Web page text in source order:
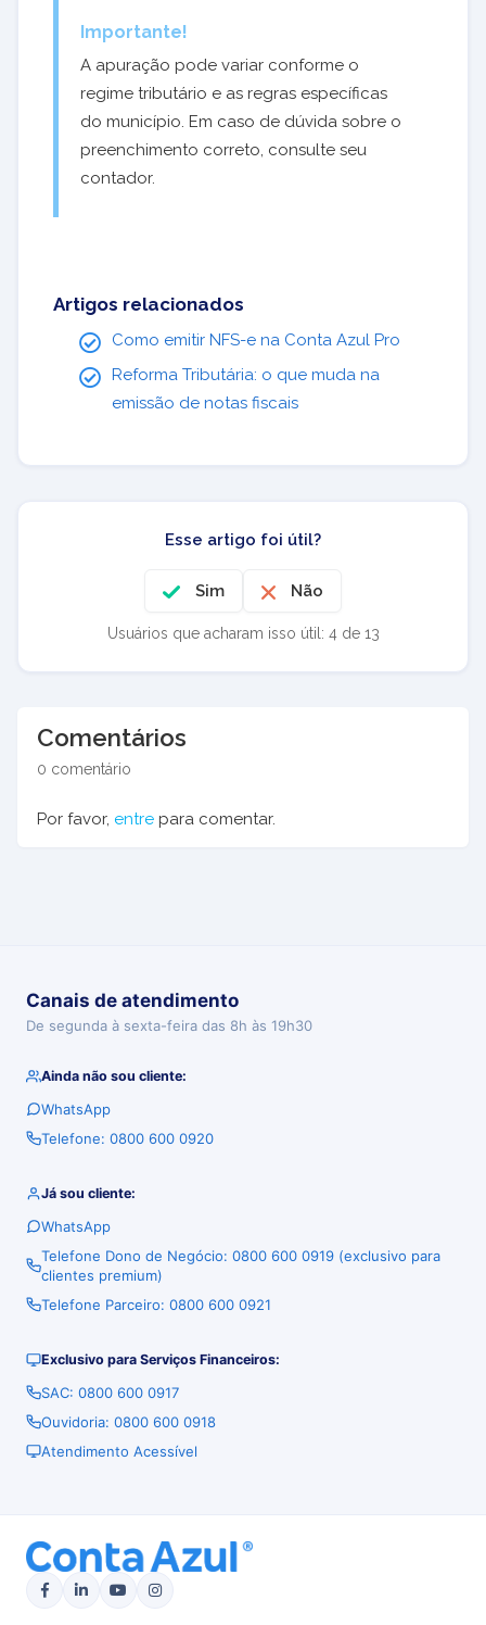
Importante!
A apuração pode variar conforme o
regime tributário e as regras específicas
do município. Em caso de dúvida sobre o
preenchimento correto, consulte seu
contador.
Artigos relacionados
Como emitir NFS-e na Conta Azul Pro
Reforma Tributária: o que muda na
emissão de notas fiscais
Esse artigo foi útil?
Sim Não
Usuários que acharam isso útil: 4 de 13
Comentários
0 comentário
Por favor, entre para comentar.
Canais de atendimento
De segunda à sexta-feira das 8h às 19h30
Ainda não sou cliente:
WhatsApp
Telefone: 0800 600 0920
Já sou cliente:
WhatsApp
Telefone Dono de Negócio: 0800 600 0919 (exclusivo para
clientes premium)
Telefone Parceiro: 0800 600 0921
Exclusivo para Serviços Financeiros:
SAC: 0800 600 0917
Ouvidoria: 0800 600 0918
Atendimento Acessível